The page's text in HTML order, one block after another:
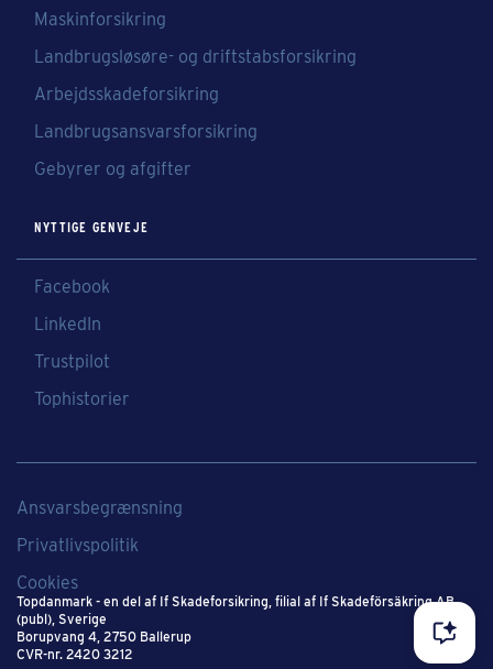
Maskinforsikring
Landbrugsløsøre- og driftstabsforsikring
Arbejdsskadeforsikring
Landbrugsansvarsforsikring
Gebyrer og afgifter
NYTTIGE GENVEJE
Facebook
LinkedIn
Trustpilot
Tophistorier
Topdanmark - en del af If Skadeforsikring​, filial af If Skadeförsäkring AB
(publ), Sverige​
Borupvang 4, 2750 Ballerup
CVR-nr. 2420 3212
Ansvarsbegrænsning
Privatlivspolitik
Cookies